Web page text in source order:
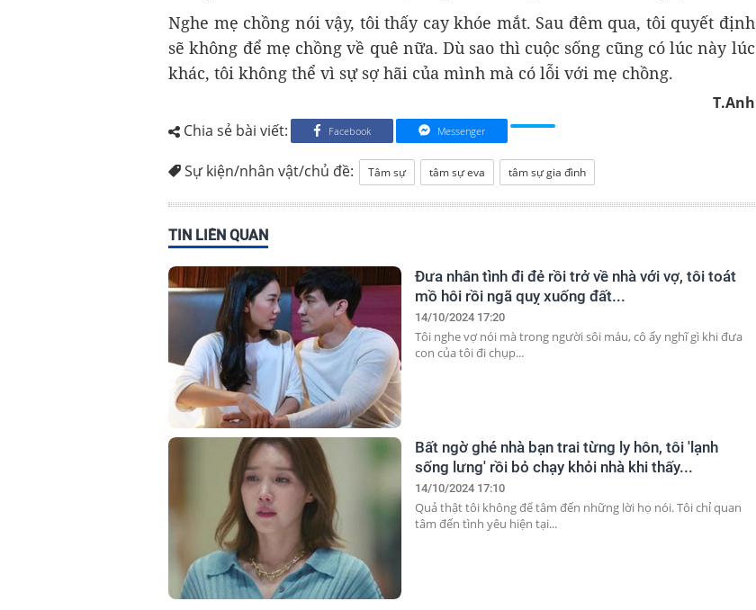
Nghe mẹ chồng nói vậy, tôi thấy cay khóe mắt. Sau đêm qua, tôi quyết định
sẽ không để mẹ chồng về quê nữa. Dù sao thì cuộc sống cũng có lúc này lúc
khác, tôi không thể vì sự sợ hãi của mình mà có lỗi với mẹ chồng.
T.Anh
Chia sẻ bài viết:
Facebook Messenger
Sự kiện/nhân vật/chủ đề: Tâm sự tâm sự eva tâm sự gia đình
TIN LIÊN QUAN
Đưa nhân tình đi đẻ rồi trở về nhà với vợ, tôi toát
mồ hôi rồi ngã quỵ xuống đất...
14/10/2024 17:20
Tôi nghe vợ nói mà trong người sôi máu, cô ấy nghĩ gì khi đưa
con của tôi đi chụp...
Bất ngờ ghé nhà bạn trai từng ly hôn, tôi 'lạnh
sống lưng' rồi bỏ chạy khỏi nhà khi thấy...
14/10/2024 17:10
Quả thật tôi không để tâm đến những lời họ nói. Tôi chỉ quan
tâm đến tình yêu hiện tại...